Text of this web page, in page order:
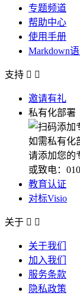
专题频道
帮助中心
使用手册
Markdown
支持  
邀请有礼
私有化部署
如需私有化
请添加您的
或致电：
教育认证
对标Visio
关于  
关于我们
加入我们
服务条款
隐私政策